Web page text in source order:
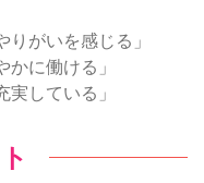
りがいを感じる」
かに働ける」
実している」